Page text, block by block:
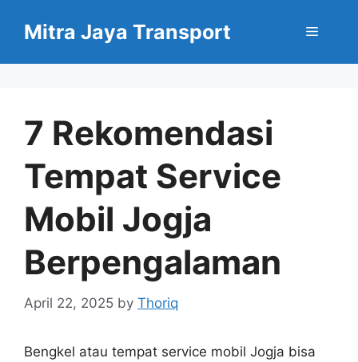
Mitra Jaya Transport Menu
7 Rekomendasi
Tempat Service
Mobil Jogja
Berpengalaman
April 22, 2025 by Thoriq
Bengkel atau tempat service mobil Jogja bisa